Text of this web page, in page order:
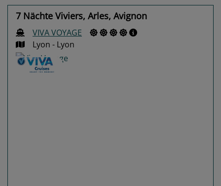
7 Nächte Viviers, Arles, Avignon
VIVA VOYAGE
Lyon - Lyon